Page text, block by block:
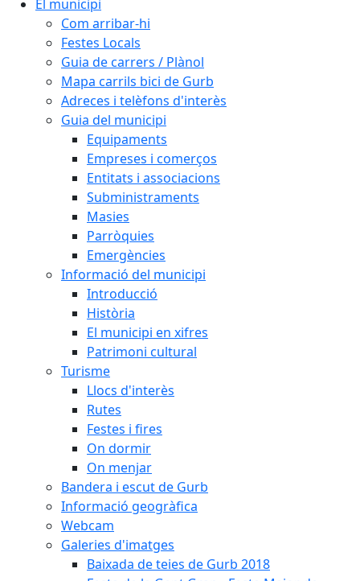
El municipi
Com arribar-hi
Festes Locals
Guia de carrers / Plànol
Mapa carrils bici de Gurb
Adreces i telèfons d'interès
Guia del municipi
Equipaments
Empreses i comerços
Entitats i associacions
Subministraments
Masies
Parròquies
Emergències
Informació del municipi
Introducció
Història
El municipi en xifres
Patrimoni cultural
Turisme
Llocs d'interès
Rutes
Festes i fires
On dormir
On menjar
Bandera i escut de Gurb
Informació geogràfica
Webcam
Galeries d'imatges
Baixada de teies de Gurb 2018